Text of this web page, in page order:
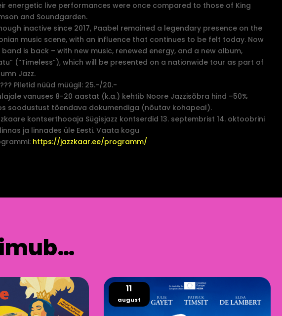
energetic live performances were once compared to those of King
and Soundgarden.
inactive since 2017, Paabel remained a legendary presence on the
music scene, with an influence that continues to be felt today. Now
band is back – with new music, renewed energy, and a new album,
(“Timeless”), which will be presented on a nationwide tour as part of
Jazz.
Piletid nüüd müügil: 25.-/20.-
vanuses 8-20 aastat (k.a.) kehtib Noore Jazzisõbra hind –50%
soodustust tõendava dokumendiga (nõutav kohapeal).
kontserthooaja Sügisjazz kontserdid 13. septembrist 14. oktoobrini
ja linnades üle Eesti. Vaata kogu
https://jazzkaar.ee/programm/
11
august